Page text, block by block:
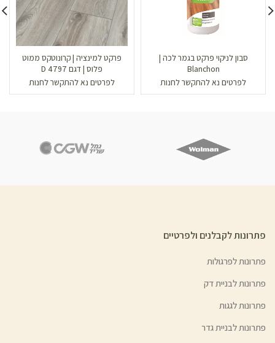
סבון לניקוי פרקט בגמר לכה |
Blanchon
לפרטים נא להתקשר לחנות
פרקט למינציה | קרונוטקס ממוט
פלוס | דגם D 4797
לפרטים נא להתקשר לחנות
פתרונות לקבלנים ולפרטיים
פתרונות לפרגולות
פתרונות לבניית דק
פתרונות לגגות
פתרונות לבניית גדר